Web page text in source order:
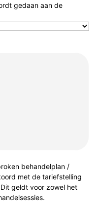
gedaan aan de
behandelplan /
met de tariefstelling
geldt voor zowel het